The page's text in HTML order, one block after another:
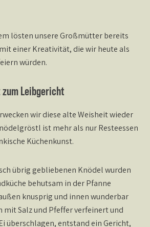
lösten unsere Großmütter bereits
einer Kreativität, die wir heute als
würden.
Leibgericht
wir diese alte Weisheit wieder
ist mehr als nur Resteessen
Küchenkunst.
übrig gebliebenen Knödel wurden
behutsam in der Pfanne
knusprig und innen wunderbar
mit Salz und Pfeffer verfeinert und
überschlagen, entstand ein Gericht,